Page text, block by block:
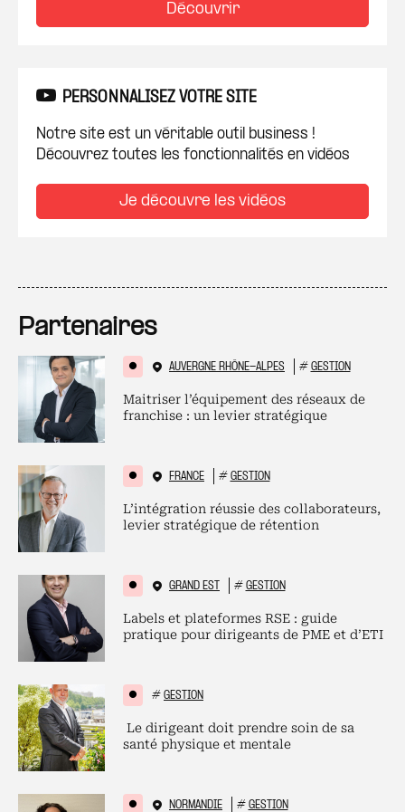
Découvrir
PERSONNALISEZ VOTRE SITE
Notre site est un véritable outil business !
Découvrez toutes les fonctionnalités en vidéos
Je découvre les vidéos
Partenaires
AUVERGNE RHÔNE-ALPES # GESTION
Maitriser l’équipement des réseaux de
franchise : un levier stratégique
FRANCE # GESTION
L’intégration réussie des collaborateurs,
levier stratégique de rétention
GRAND EST # GESTION
Labels et plateformes RSE : guide
pratique pour dirigeants de PME et d’ETI
# GESTION
Le dirigeant doit prendre soin de sa
santé physique et mentale
NORMANDIE # GESTION